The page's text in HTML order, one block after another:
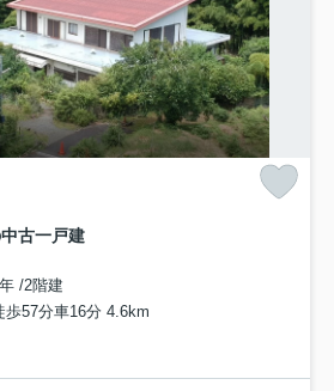
古一戸建
/2階建
57分車16分 4.6km